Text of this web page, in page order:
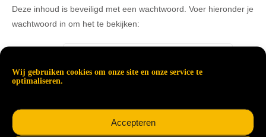
Wij gebruiken cookies om onze site en onze service te
optimaliseren.
Accepteren
Deze inhoud is beveiligd met een wachtwoord. Voer hieronder je
wachtwoord in om het te bekijken: